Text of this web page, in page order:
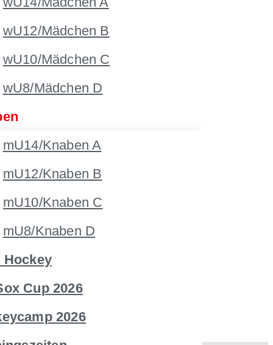
wU12/Mädchen B
wU10/Mädchen C
wU8/Mädchen D
mU14/Knaben A
mU12/Knaben B
mU10/Knaben C
mU8/Knaben D
Hockey
Cup 2026
2026